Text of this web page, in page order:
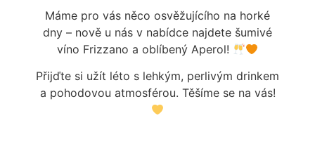
ŠVABÍN BARD 11° 0,75L
Kč
CHOCEŇSKÝ SPLÁVEK 11° APA
0,75L
Máme pro vás něco osvěžujícího na horké
dny – nově u nás v nabídce najdete šumivé
víno Frizzano a oblíbený Aperol!
Přijďte si užít léto s lehkým, perlivým drinkem
a pohodovou atmosférou. Těšíme se na vás!